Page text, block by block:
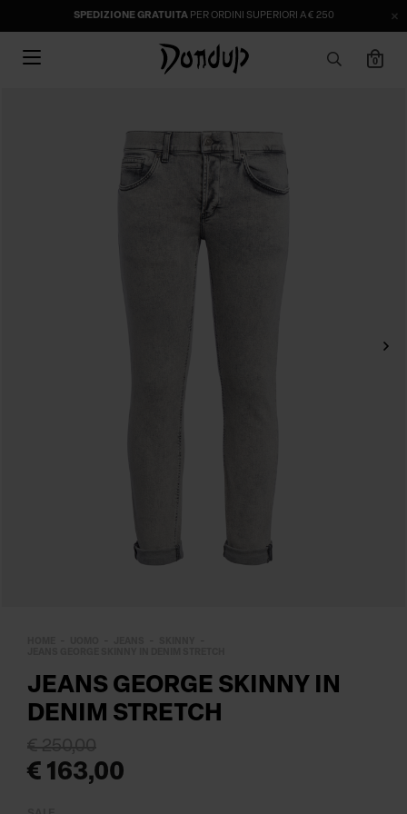
SPEDIZIONE GRATUITAPER ORDINI SUPERIORI A € 250
0
JEANS GEORGE SKINNY IN
DENIM STRETCH
€ 163,00
€ 250,00